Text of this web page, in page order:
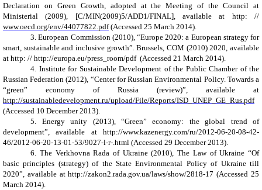
Declaration on Green Growth, adopted at the Meeting of the Council at
Ministerial(2009), [C/MIN(2009)5/ADD1/FINAL], available at http:
//
www.oecd.org/env/44077822.pdf(Accessed 25 March 2014).
3. European Commission (2010),“Europe 2020: a European strategy for
smart, sustainable and inclusive growth” . Brussels, COM (2010) 2020 , available
at http: // http://europa.eu/press_room/pdf (Accessed 21 March 2014).
4. Institute for Sustainable Development of the Public Chamber of the
Russian Federation (2012), “Center for Russian Environmental Policy. Towards a
“green” economy of Russia (review)”, available at
http://sustainabledevelopment.ru/upload/File/Reports/ISD_UNEP_GE_Rus.pdf
(Accessed 10 December201 3).
5.
Energy unity (2013), “Green” economy: the global trend of
development”, available at http://www.kazenergy.com/ru/2012-06-20-08-42-
46/2012-06-20-13-01-53/9027-l-r-.html (Accessed 29 December201 3).
6.
The Verkhovna Rada of Ukraine(2010),The Law ofUkraine “Of
basic principles (strategy) of the State Environmental Policy of Ukraine till
2020”, available athttp://zakon2.rada.gov.ua/laws/show/2818-17 (Accessed 25
March 2014).